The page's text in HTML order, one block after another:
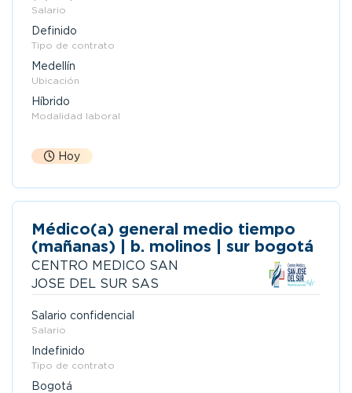
Salario
Definido
Tipo de contrato
Medellín
Ubicación
Híbrido
Modalidad laboral
Hoy
Médico(a) general medio tiempo
(mañanas) | b. molinos | sur bogotá
CENTRO MEDICO SAN
JOSE DEL SUR SAS
Salario confidencial
Salario
Indefinido
Tipo de contrato
Bogotá